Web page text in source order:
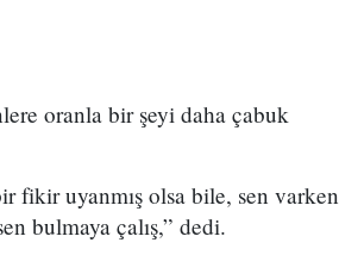
oranla bir şeyi daha çabuk
fikir uyanmış olsa bile, sen varken
bulmaya çalış,” dedi.